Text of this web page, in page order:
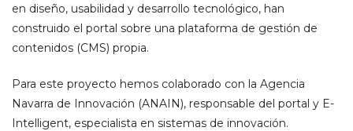
en diseño, usabilidad y desarrollo tecnológico, han
construido el portal sobre una plataforma de gestión de
contenidos (CMS) propia.
Para este proyecto hemos colaborado con la Agencia
Navarra de Innovación (ANAIN), responsable del portal y E-
Intelligent, especialista en sistemas de innovación.